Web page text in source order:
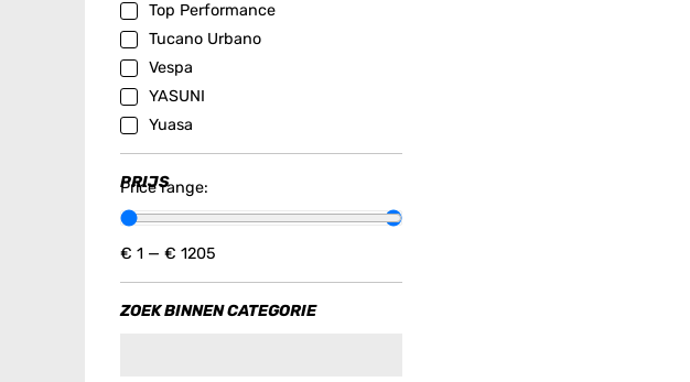
Top Performance
Tucano Urbano
Vespa
YASUNI
Yuasa
PRIJS
Price range:
€ 1 — € 1205
ZOEK BINNEN CATEGORIE